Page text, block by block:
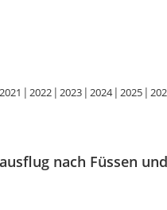
2021 2022 2023 2024 2025
nach Füssen